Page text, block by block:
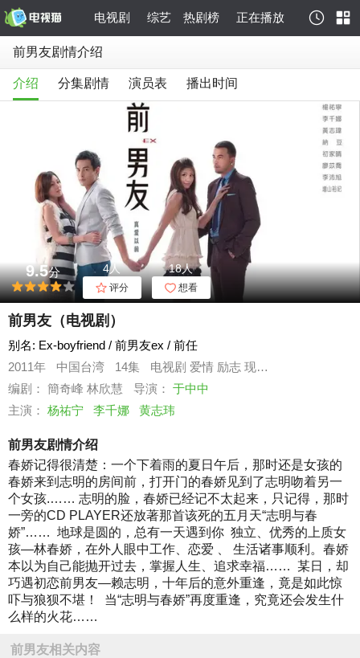
电视剧 综艺 热剧榜 正在播放
前男友剧情介绍
介绍 分集剧情 演员表 播出时间
9.5分 4人
评分
18人
想看
前男友（电视剧）
别名: Ex-boyfriend / 前男友ex / 前任
2011年
中国台湾 14集 电视剧 爱情 励志 现代都市
编剧： 簡奇峰 林欣慧
导演： 于中中
主演： 杨祐宁 李千娜 黄志玮
前男友剧情介绍
春娇记得很清楚：一个下着雨的夏日午后，那时还是女孩的
春娇来到志明的房间前，打开门的春娇见到了志明吻着另一
个女孩.…… 志明的脸，春娇已经记不太起来，只记得，那时
一旁的CD PLAYER还放著那首该死的五月天“志明与春
娇”…… 地球是圆的，总有一天遇到你 独立、优秀的上质女
孩—林春娇，在外人眼中工作、恋爱 、 生活诸事顺利。春娇
本以为自己能抛开过去，掌握人生、追求幸福…… 某日，却
巧遇初恋前男友—赖志明，十年后的意外重逢，竟是如此惊
吓与狼狈不堪！ 当“志明与春娇”再度重逢，究竟还会发生什
么样的火花……
前男友相关内容